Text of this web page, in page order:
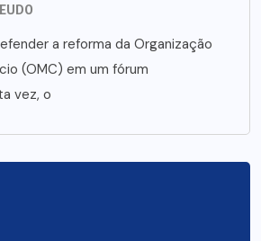
a reforma da Organização
(OMC) em um fórum
vez, o